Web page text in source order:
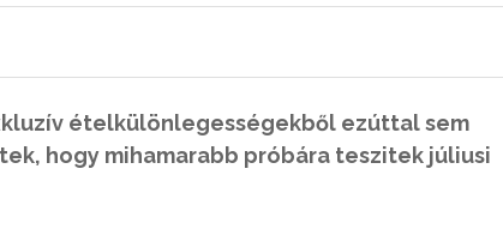
ételkülönlegességekből ezúttal sem
hogy mihamarabb próbára teszitek júliusi